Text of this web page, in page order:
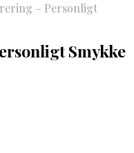
– Personligt
Smykke